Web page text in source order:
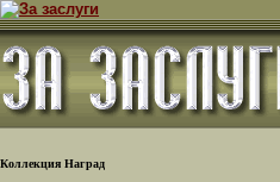
Коллекция Наград